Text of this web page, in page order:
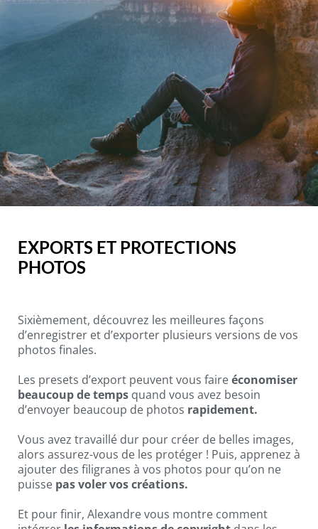
EXPORTS ET PROTECTIONS
PHOTOS
Sixièmement, découvrez les meilleures façons
d’enregistrer et d’exporter plusieurs versions de vos
photos finales.
Les presets d’export peuvent vous faireéconomiser
beaucoup de temps quand vous avez besoin
d’envoyer beaucoup de photos rapidement.
Vous avez travaillé dur pour créer de belles images,
alors assurez-vous de les protéger ! Puis, apprenez à
ajouter des filigranes à vos photos pour qu’on ne
puisse pas voler vos créations.
Et pour finir, Alexandre vous montre comment